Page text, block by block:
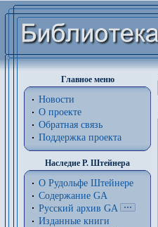
Главное меню
Новости
О проекте
Обратная связь
Поддержка проекта
Наследие Р. Штейнера
О Рудольфе Штейнере
Содержание GA
Русский архив GA
Изданные книги